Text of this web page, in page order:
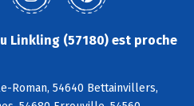
Linkling (57180) est proche
Roman, 54640 Bettainvillers,